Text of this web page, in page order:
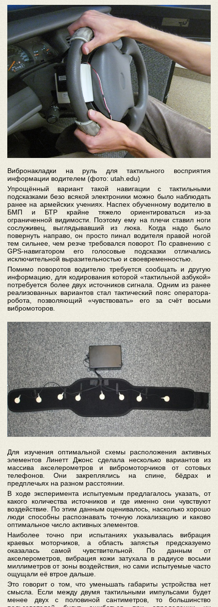
Вибронакладки на руль для тактильного восприятия
информации водителем (фото: utah.edu)
Упрощённый вариант такой навигации с тактильными
подсказками безо всякой электроники можно было наблюдать
ранее на армейских учениях. Наспех обученному водителю в
БМП и БТР крайне тяжело ориентироваться из-за
ограниченной видимости. Поэтому ему на плечи ставил ноги
сослуживец, выглядывавший из люка. Когда надо было
повернуть направо, он просто пинал водителя правой ногой
тем сильнее, чем резче требовался поворот. По сравнению с
GPS-навигатором его голосовые подсказки отличались
исключительной выразительностью и своевременностью.
Помимо поворотов водителю требуется сообщать и другую
информацию, для кодирования которой «тактильной азбукой»
потребуется более двух источников сигнала. Одним из ранее
реализованных вариантов стал тактический пояс оператора-
робота, позволяющий «чувствовать» его за счёт восьми
вибромоторов.
Для изучения оптимальной схемы расположения активных
элементов Линетт Джонс сделала несколько вариантов из
массива акселерометров и вибромоторчиков от сотовых
телефонов. Они закреплялись на спине, бёдрах и
предплечьях на разном расстоянии.
В ходе эксперимента испытуемым предлагалось указать, от
какого количества источников и где именно они чувствуют
воздействие. По этим данным оценивалось, насколько хорошо
люди способны распознавать точную локализацию и каково
оптимальное число активных элементов.
Наиболее точно при испытаниях указывалась вибрация
краевых моторчиков, а область запястья предсказуемо
оказалась самой чувствительной. По данным от
акселерометров, вибрация кожи затухала в радиусе восьми
миллиметров от зоны воздействия, но сами испытуемые часто
ощущали её втрое дальше.
Это говорит о том, что уменьшать габариты устройства нет
смысла. Если между двумя тактильными импульсами будет
менее двух с половиной сантиметров, то большинство